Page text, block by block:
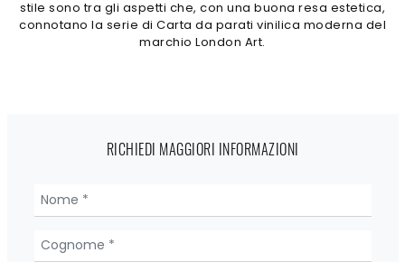
stile sono tra gli aspetti che, con una buona resa estetica,
connotano la serie di Carta da parati vinilica moderna del
marchio London Art.
RICHIEDI MAGGIORI INFORMAZIONI